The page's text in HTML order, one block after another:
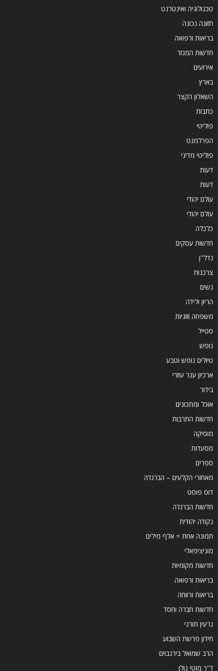
טכנולוגיה ואינטרנט
תזונה נכונה
בריאות ורפואה
חדשות המגזר
אירועים
בארץ
השאלון הקצר
כתבות
פוליטי
הפרלמנט
פוליטי מדיני
דעות
דעות
עולם יהודי
עולם יהודי
כלכלה
חדשות עסקים
נדל''ן
צרכנות
נשים
הריון ולידה
משפחה וזוגיות
סטייל
נופש
טיולים נופש וטבע
ארכיון ענר עוזרי
בידור
אוכל ומתכונים
חדשות התרבות
מוסיקה
מסעדות
ספרים
מאחורי הקלעים – הברנז'ה
דוס פוסט
חדשות הברנז'ה
נקודה יהודית
תמונה אחת = אלף מילים
מוניציפאלי
חדשות מקומיות
בריאות ורפואה
בריאות ורווחה
חדשות חברה וחסד
גרעין תורני
חידון פרשת השבוע
הרב שמואל בירנבוים
ד''ר מוטי גולן